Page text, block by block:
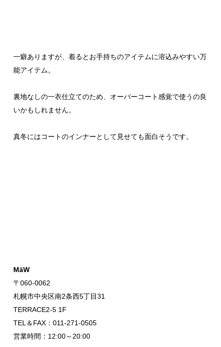
一癖ありますが、着るとお手持ちのアイテムに溶込みやすい万
能アイテム。
裏地なしの一衣仕立てのため、オーバーコート感覚で使うの良
いかもしれません。
真冬にはコートのインナーとして見せても面白そうです。
MāW
〒060-0062
札幌市中央区南2条西5丁目31
TERRACE2-5 1F
TEL＆FAX：011-271-0505
営業時間：12:00～20:00